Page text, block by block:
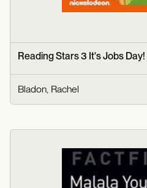
Reading Stars 3 It's Jobs Day!
Bladon, Rachel